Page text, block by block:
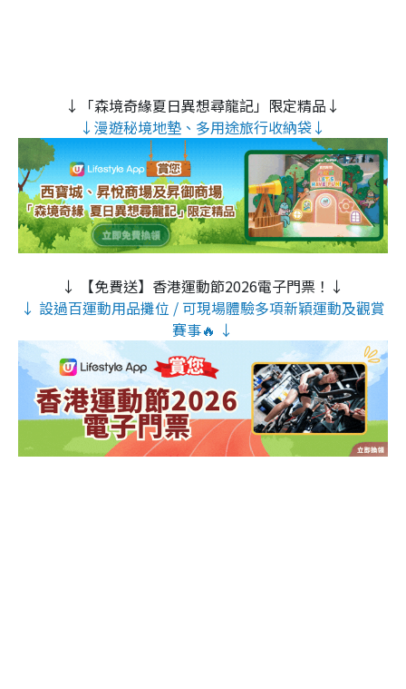
↓「森境奇緣夏日異想尋龍記」限定精品↓
↓漫遊秘境地墊、多用途旅行收納袋↓
↓ 【免費送】香港運動節2026電子門票！↓
↓ 設過百運動用品攤位 / 可現場體驗多項新穎運動及觀賞
賽事🔥 ↓